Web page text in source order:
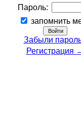
Пароль:
запомнить
Забыли
Регистрация